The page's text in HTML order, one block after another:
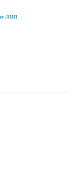
ЛПП